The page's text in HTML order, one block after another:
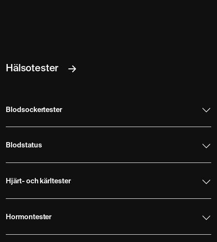
Hälsotester
Blodsockertester
Blodstatus
Hjärt- och kärltester
Hormontester